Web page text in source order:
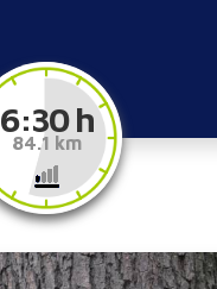
6:30 h
84.1 km